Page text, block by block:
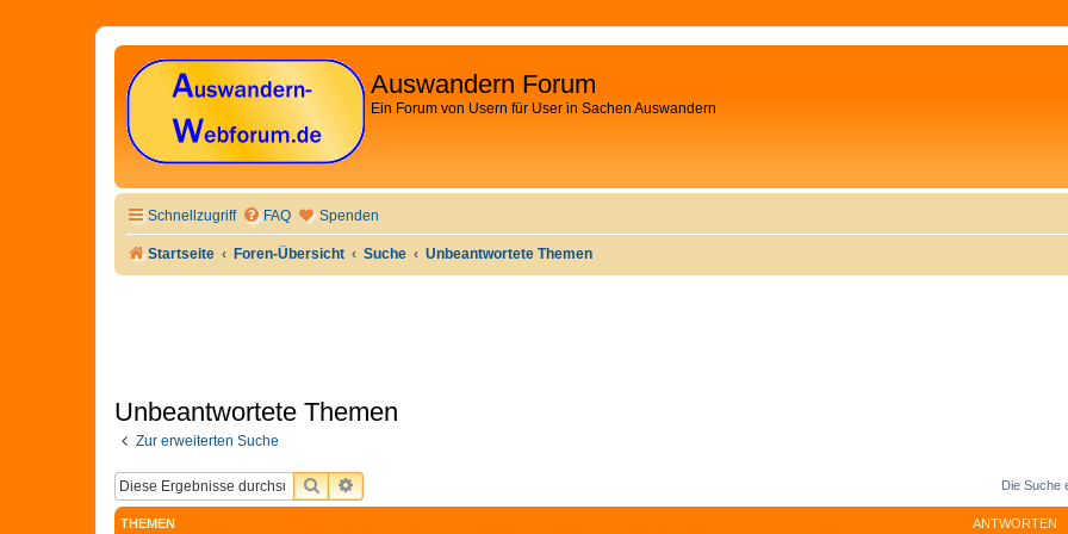
Auswandern Forum
Ein Forum von Usern für User in Sachen Auswandern
Schnellzugriff FAQ Spenden
Startseite Foren-Übersicht Suche Unbeantwortete Themen
Unbeantwortete Themen
Zur erweiterten Suche
SUCHEERWEITERTE SUCHE Die Suche
THEMEN ANTWORTEN